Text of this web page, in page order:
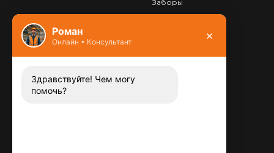
Заборы
Контакты
Заказать звонок
Роман
Онлайн • Консультант ×
Здравствуйте! Чем могу
помочь?